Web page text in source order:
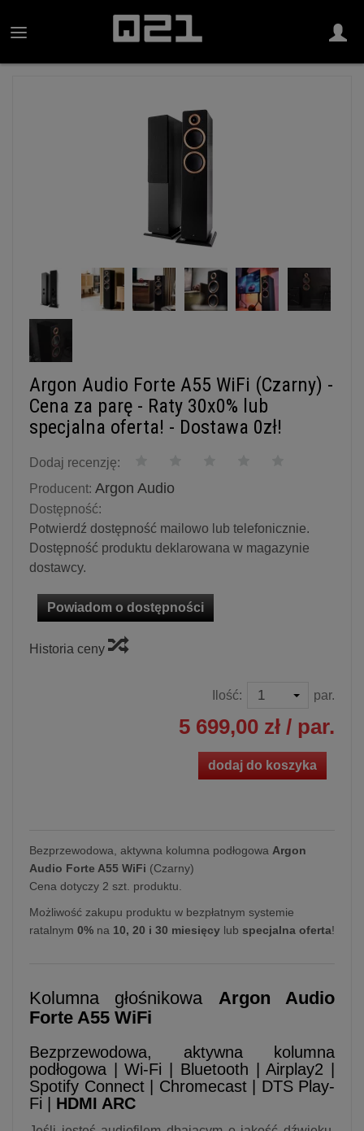
Argon Audio Forte A55 WiFi (Czarny) -
Cena za parę - Raty 30x0% lub
specjalna oferta! - Dostawa 0zł!
Dodaj recenzję:
Producent: Argon Audio
Dostępność:
Potwierdź dostępność mailowo lub telefonicznie.
Dostępność produktu deklarowana w magazynie
dostawcy.
Powiadom o dostępności
Historia ceny
Ilość: par.
5 699,00 zł / par.
dodaj do koszyka
Bezprzewodowa, aktywna kolumna podłogowa Argon
Audio Forte A55 WiFi (Czarny)
Cena dotyczy 2 szt. produktu.
Możliwość zakupu produktu w bezpłatnym systemie
ratalnym 0% na 10, 20 i 30 miesięcy lub specjalna oferta!
Kolumna głośnikowa Argon Audio
Forte A55 WiFi
Bezprzewodowa, aktywna kolumna
podłogowa | Wi-Fi | Bluetooth | Airplay2 |
Spotify Connect | Chromecast | DTS Play-
Fi | HDMI ARC